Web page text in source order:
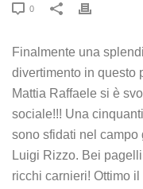
0
Finalmente una
divertimento in questo
Mattia Raffaele si è
sociale!!! Una
sono sfidati nel campo
Luigi Rizzo. Bei
ricchi carnieri! Ottimo